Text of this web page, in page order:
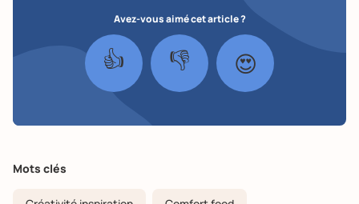
Avez-vous aimé cet article ?
👍 👎 😍
Mots clés